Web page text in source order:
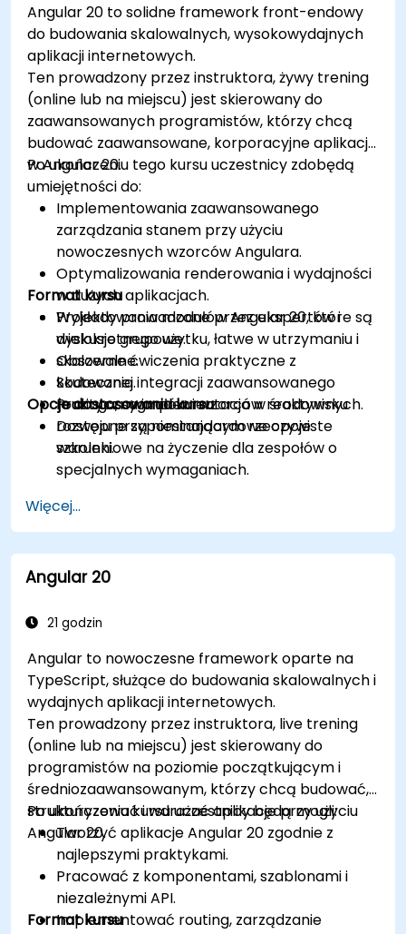
rzeczywistych scenariuszach.
Angular 20 to solidne framework front-endowy
do budowania skalowalnych, wysokowydajnych
aplikacji internetowych.
Ten prowadzony przez instruktora, żywy trening
(online lub na miejscu) jest skierowany do
zaawansowanych programistów, którzy chcą
budować zaawansowane, korporacyjne aplikacje
w Angular 20.
Po ukończeniu tego kursu uczestnicy zdobędą
umiejętności do:
Implementowania zaawansowanego
zarządzania stanem przy użyciu
nowoczesnych wzorców Angulara.
Optymalizowania renderowania i wydajności
w dużych aplikacjach.
Projektowania modułów Angular 20, które są
wielokrotnego użytku, łatwe w utrzymaniu i
skalowalne.
Skutecznej integracji zaawansowanego
routingu, sygnałów i wzorców reaktywnych.
Format kursu
Wykłady prowadzone przez ekspertów i
dyskusje grupowe.
Obszerne ćwiczenia praktyczne z
kodowania.
Praktyczna implementacja w środowisku
rozwoju przypominającym rzeczywiste
warunki.
Opcje dostosowania kursu
Dostępne są niestandardowe opcje
szkoleniowe na życzenie dla zespołów o
specjalnych wymaganiach.
Więcej...
Angular 20
21 godzin
Angular to nowoczesne framework oparte na
TypeScript, służące do budowania skalowalnych i
wydajnych aplikacji internetowych.
Ten prowadzony przez instruktora, live trening
(online lub na miejscu) jest skierowany do
programistów na poziomie początkującym i
średniozaawansowanym, którzy chcą budować,
strukturyzować i wdrażać aplikacje przy użyciu
Angular 20.
Po ukończeniu kursu uczestnicy będą mogli:
Tworzyć aplikacje Angular 20 zgodnie z
najlepszymi praktykami.
Pracować z komponentami, szablonami i
niezależnymi API.
Implementować routing, zarządzanie
Format kursu